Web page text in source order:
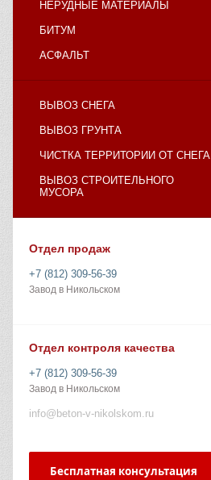
НЕРУДНЫЕ МАТЕРИАЛЫ
БИТУМ
АСФАЛЬТ
ВЫВОЗ СНЕГА
ВЫВОЗ ГРУНТА
ЧИСТКА ТЕРРИТОРИИ ОТ СНЕГА
ВЫВОЗ СТРОИТЕЛЬНОГО
МУСОРА
Отдел продаж
+7 (812) 309-56-39
Завод в Никольском
Отдел контроля качества
+7 (812) 309-56-39
Завод в Никольском
info@beton-v-nikolskom.ru
Бесплатная консультация